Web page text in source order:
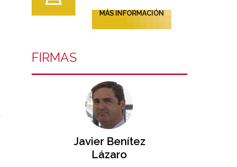
MÁS INFORMACIÓN
FIRMAS
Javier Benítez
Lázaro